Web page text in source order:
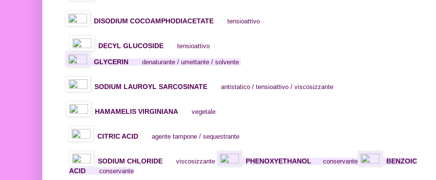
DISODIUM COCOAMPHODIACETATE tensioattivo
DECYL GLUCOSIDE tensioattivo
GLYCERIN denaturante / umettante / solvente
SODIUM LAUROYL SARCOSINATE antistatico / tensioattivo / viscosizzante
HAMAMELIS VIRGINIANA vegetale
CITRIC ACID agente tampone / sequestrante
SODIUM CHLORIDE viscosizzante PHENOXYETHANOL conservante
BENZOIC
ACID
conservante